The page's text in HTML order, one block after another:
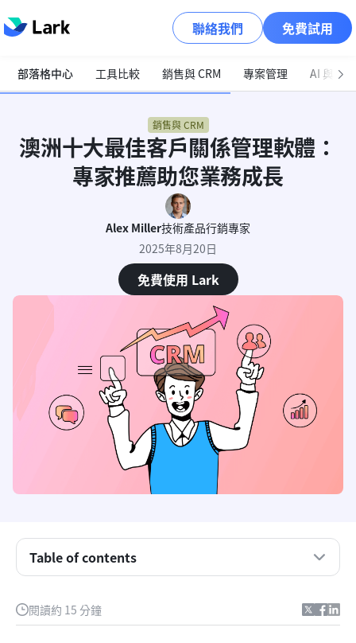
聯絡我們 免費試用
部落格中心 工具比較 銷售與 CRM 專案管理 AI 與自
銷售與 CRM
澳洲十大最佳客戶關係管理軟體：
專家推薦助您業務成長
Alex Miller技術產品行銷專家
2025年8月20日
免費使用 Lark
閱讀約 15 分鐘
Table of contents
在澳洲可用的最佳CRM軟體中應該注意什麼？